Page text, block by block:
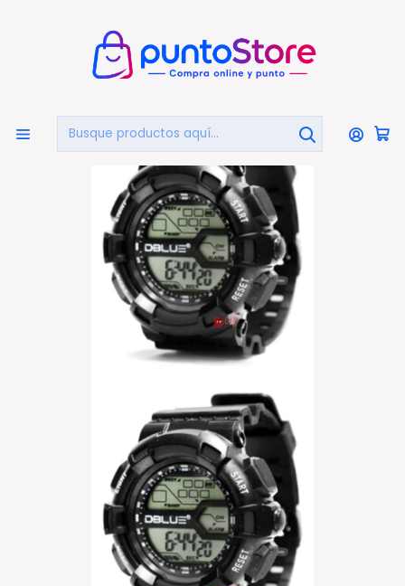
OTRAS CATEGORIAS Relojes De Pulsera
Reloj Deportivo Digital Sumergible 30mts Color Negro -
Ps